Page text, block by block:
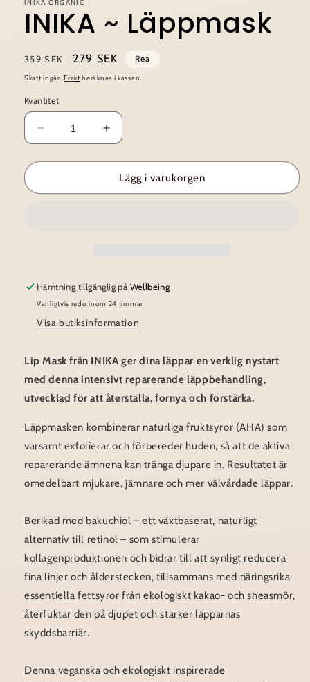
INIKA ORGANIC
INIKA ~ Läppmask
Ordinarie
pris
359 SEK Försäljningspris
279 SEK Rea
Skatt ingår.Fraktberäknas i kassan.
Kvantitet
Minska
kvantitet
för
~
Öka
kvantitet
för
INIKA
~
Lägg i varukorgen
Hämtning tillgänglig på Wellbeing
Vanligtvis redo inom 24 timmar
Visa butiksinformation
Lip Mask från INIKA ger dina läppar en verklig nystart
med denna intensivt reparerande läppbehandling,
utvecklad för att återställa, förnya och förstärka.
Läppmasken kombinerar naturliga fruktsyror (AHA) som
varsamt exfolierar och förbereder huden, så att de aktiva
reparerande ämnena kan tränga djupare in. Resultatet är
omedelbart mjukare, jämnare och mer välvårdade läppar.
Berikad med bakuchiol – ett växtbaserat, naturligt
alternativ till retinol – som stimulerar
kollagenproduktionen och bidrar till att synligt reducera
fina linjer och ålderstecken, tillsammans med näringsrika
essentiella fettsyror från ekologiskt kakao- och sheasmör,
återfuktar den på djupet och stärker läpparnas
skyddsbarriär.
Denna veganska och ekologiskt inspirerade